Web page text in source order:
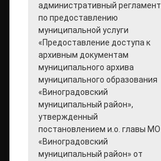
административный регламент
по предоставлению
муниципальной услуги
«Предоставление доступа к
архивным документам
муниципального архива
муниципального образования
«Виноградовский
муниципальный район»,
утвержденный
постановлением и.о. главы МО
«Виноградовский
муниципальный район» от